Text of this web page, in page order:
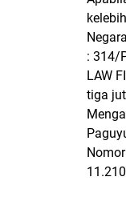
: 314/
LAW
tiga